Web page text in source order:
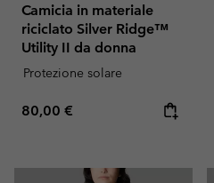
Camicia in materiale
riciclato Silver Ridge™
Utility II da donna
Protezione solare
Regular price:
80,00 €